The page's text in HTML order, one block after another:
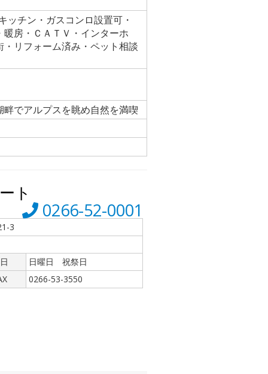
チン・ガスコンロ設置可・
房・ＣＡＴＶ・インターホ
リフォーム済み・ペット相談
でアルプスを眺め自然を満喫
ト
0266-52-0001
3
日曜日 祝祭日
0266-53-3550